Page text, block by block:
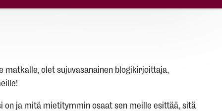
olet sujuvasanainen blogikirjoittaja,
on ja mitä mietitymmin osaat sen meille esittää, sitä